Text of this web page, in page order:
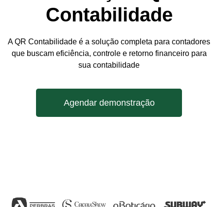
Contabilidade
A QR Contabilidade é a solução completa para contadores
que buscam eficiência, controle e retorno financeiro para
sua contabilidade
Agendar demonstração